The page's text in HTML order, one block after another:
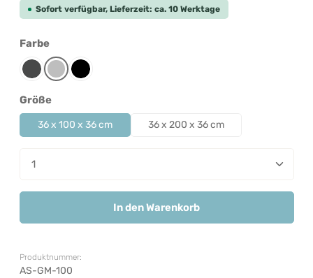
Sofort verfügbar, Lieferzeit: ca. 10 Werktage
Farbeauswählen
AnthrazitGrau-meliert
Schwarz
Größeauswählen
36 x 100 x 36 cm 36 x 200 x 36 cm
Produkt Anzahl: Gib den gewünschten Wert ein
In den Warenkorb
Produktnummer:
AS-GM-100